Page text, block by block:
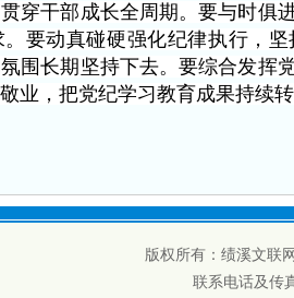
穿干部成长全周期。要与时
要动真碰硬强化纪律执行，
围长期坚持下去。要综合发挥
业，把党纪学习教育成果持续
版权所有：绩溪文联
联系电话及传